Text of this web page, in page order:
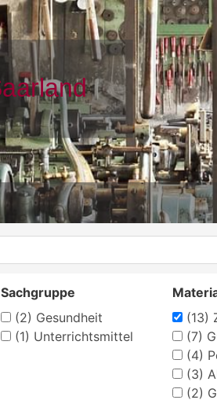
Sachgruppe
(2) Gesundheit
(1) Unterrichtsmittel
(13)
(7)
(4)
(3)
(2)